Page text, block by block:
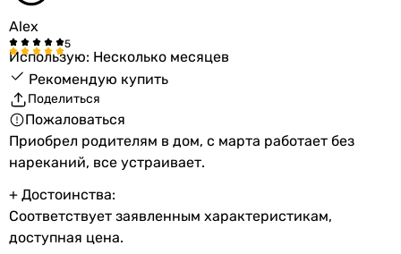
Alex
Использую: Несколько месяцев
Рекомендую купить
Поделиться
Пожаловаться
Приобрел родителям в дом, с марта работает без
нареканий, все устраивает.
+ Достоинства:
Соответствует заявленным характеристикам,
доступная цена.